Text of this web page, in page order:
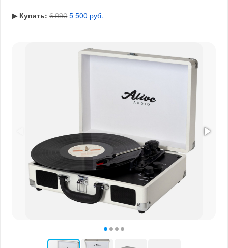
▶︎ Купить: 6 990 5 500 руб.